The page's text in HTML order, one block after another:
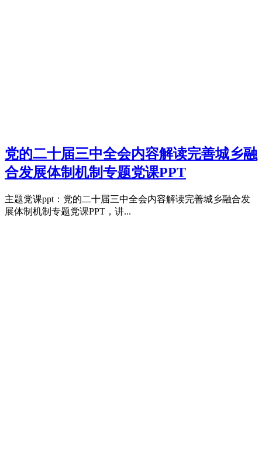
党的二十届三中全会内容解读完善城乡融
合发展体制机制专题党课PPT
主题党课ppt：党的二十届三中全会内容解读完善城乡融合发
展体制机制专题党课PPT，讲...